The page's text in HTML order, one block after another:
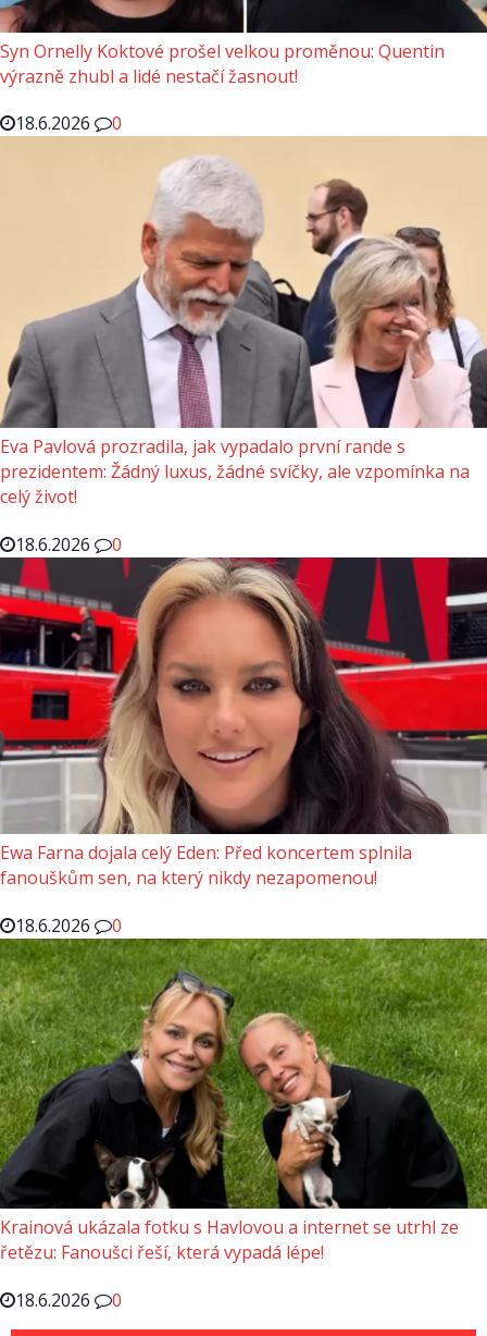
Syn Ornelly Koktové prošel velkou proměnou: Quentin
výrazně zhubl a lidé nestačí žasnout!
18.6.2026
0
Eva Pavlová prozradila, jak vypadalo první rande s
prezidentem: Žádný luxus, žádné svíčky, ale vzpomínka na
celý život!
18.6.2026
0
Ewa Farna dojala celý Eden: Před koncertem splnila
fanouškům sen, na který nikdy nezapomenou!
18.6.2026
0
Krainová ukázala fotku s Havlovou a internet se utrhl ze
řetězu: Fanoušci řeší, která vypadá lépe!
18.6.2026
0